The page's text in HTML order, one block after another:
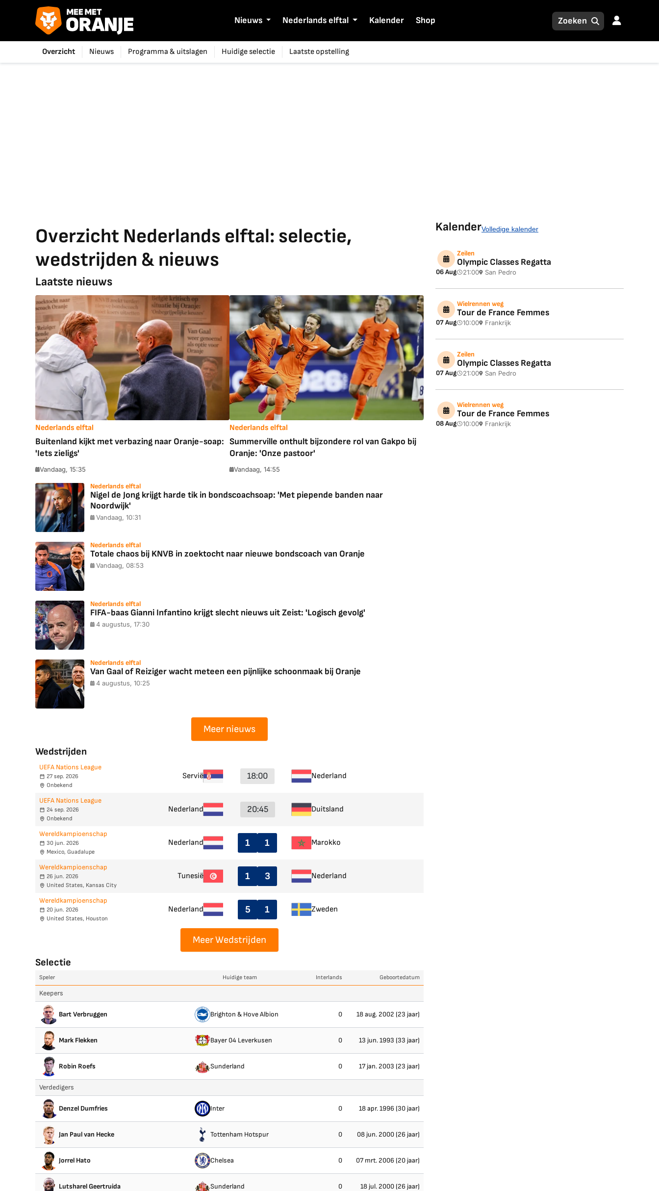
Nieuws Nederlands elftal Kalender Shop
Overzicht Nieuws Programma & uitslagen Huidige selectie Laatste opstelling
Overzicht Nederlands elftal: selectie,
wedstrijden & nieuws
Laatste nieuws
Nederlands elftal
Buitenland kijkt met verbazing naar Oranje-soap:
'Iets zieligs'
Vandaag, 15:35
Nederlands elftal
Summerville onthult bijzondere rol van Gakpo bij
Oranje: 'Onze pastoor'
Vandaag, 14:55
Nederlands elftal
Nigel de Jong krijgt harde tik in bondscoachsoap: 'Met piepende banden naar
Noordwijk'
Vandaag, 10:31
Nederlands elftal
Totale chaos bij KNVB in zoektocht naar nieuwe bondscoach van Oranje
Vandaag, 08:53
Nederlands elftal
FIFA-baas Gianni Infantino krijgt slecht nieuws uit Zeist: 'Logisch gevolg'
4 augustus, 17:30
Nederlands elftal
Van Gaal of Reiziger wacht meteen een pijnlijke schoonmaak bij Oranje
4 augustus, 10:25
Meer nieuws
Wedstrijden
UEFA Nations League
27 sep. 2026
Onbekend
Servië 18:00 Nederland
UEFA Nations League
24 sep. 2026
Onbekend
Nederland 20:45 Duitsland
Wereldkampioenschap
30 jun. 2026
Mexico, Guadalupe
Nederland 1 1 Marokko
Wereldkampioenschap
26 jun. 2026
United States, Kansas City
Tunesië 1 3 Nederland
Wereldkampioenschap
20 jun. 2026
United States, Houston
Nederland 5 1 Zweden
Meer Wedstrijden
Selectie
Speler Huidige team Interlands Geboortedatum
Keepers
Bart Verbruggen Brighton & Hove Albion 0 18 aug. 2002 (23 jaar)
Mark Flekken Bayer 04 Leverkusen 0 13 jun. 1993 (33 jaar)
Robin Roefs Sunderland 0 17 jan. 2003 (23 jaar)
Verdedigers
Denzel Dumfries Inter 0 18 apr. 1996 (30 jaar)
Jan Paul van Hecke Tottenham Hotspur 0 08 jun. 2000 (26 jaar)
Jorrel Hato Chelsea 0 07 mrt. 2006 (20 jaar)
Lutsharel Geertruida Sunderland 0 18 jul. 2000 (26 jaar)
KalenderVolledige kalender
06 Aug
Zeilen
Olympic Classes Regatta
21:00 San Pedro
07 Aug
Wielrennen weg
Tour de France Femmes
10:00 Frankrijk
07 Aug
Zeilen
Olympic Classes Regatta
21:00 San Pedro
08 Aug
Wielrennen weg
Tour de France Femmes
10:00 Frankrijk